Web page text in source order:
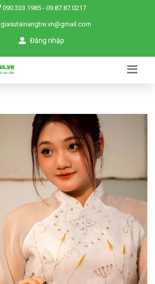
090.333.1985 - 09.87.87.0217
giasutainangtre.vn@gmail.com
Đăng nhập